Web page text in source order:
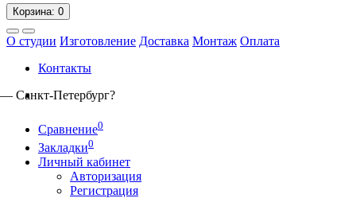
Корзина: 0
О студии Изготовление Доставка Монтаж Оплата
Контакты
— Санкт-Петербург?
Сравнение0
Закладки0
Личный кабинет
Авторизация
Регистрация